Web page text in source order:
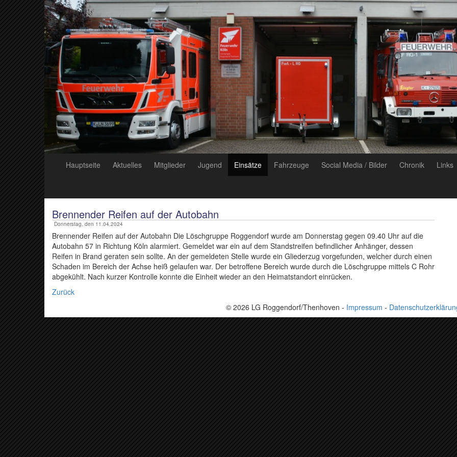
Hauptseite Aktuelles Mitglieder Jugend Einsätze Fahrzeuge Social Media / Bilder Chronik Links
Brennender Reifen auf der Autobahn
Donnerstag, den 11.04.2024
Brennender Reifen auf der Autobahn Die Löschgruppe Roggendorf wurde am Donnerstag gegen 09.40 Uhr auf die
Autobahn 57 in Richtung Köln alarmiert. Gemeldet war ein auf dem Standstreifen befindlicher Anhänger, dessen
Reifen in Brand geraten sein sollte. An der gemeldeten Stelle wurde ein Gliederzug vorgefunden, welcher durch einen
Schaden im Bereich der Achse heiß gelaufen war. Der betroffene Bereich wurde durch die Löschgruppe mittels C Rohr
abgekühlt. Nach kurzer Kontrolle konnte die Einheit wieder an den Heimatstandort einrücken.
Zurück
© 2026 LG Roggendorf/Thenhoven - Impressum -